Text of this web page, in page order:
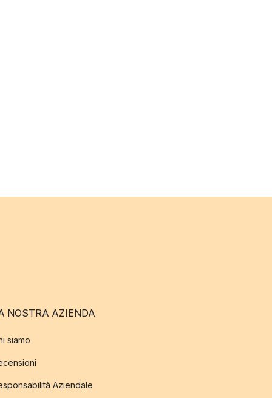
NOSTRA AZIENDA
siamo
Aziendale